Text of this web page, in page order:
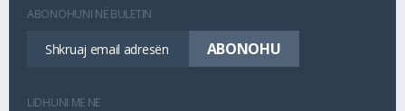
ABONOHUNI NË BULETIN
LIDHUNI ME NE